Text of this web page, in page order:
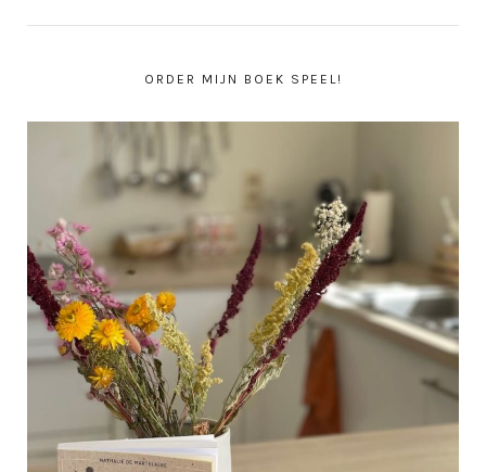
ORDER MIJN BOEK SPEEL!